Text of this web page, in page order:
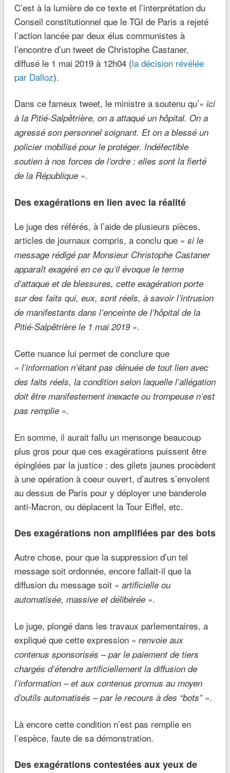
C’est à la lumière de ce texte et l’interprétation du
Conseil constitutionnel que le TGI de Paris a rejeté
l’action lancée par deux élus communistes à
l’encontre d’un tweet de Christophe Castaner,
diffusé le 1 mai 2019 à 12h04 (la décision révélée
par Dalloz).
Dans ce fameux tweet, le ministre a soutenu qu’« ici
à la Pitié-Salpêtrière, on a attaqué un hôpital. On a
agressé son personnel soignant. Et on a blessé un
policier mobilisé pour le protéger. Indéfectible
soutien à nos forces de l’ordre : elles sont la fierté
de la République ».
Des exagérations en lien avec la réalité
Le juge des référés, à l’aide de plusieurs pièces,
articles de journaux compris, a conclu que « si le
message rédigé par Monsieur Christophe Castaner
apparaît exagéré en ce qu’il évoque le terme
d’attaque et de blessures, cette exagération porte
sur des faits qui, eux, sont réels, à savoir l’intrusion
de manifestants dans l’enceinte de l’hôpital de la
Pitié-Salpêtrière le 1 mai 2019 ».
Cette nuance lui permet de conclure que
« l’information n’étant pas dénuée de tout lien avec
des faits réels, la condition selon laquelle l’allégation
doit être manifestement inexacte ou trompeuse n’est
pas remplie ».
En somme, il aurait fallu un mensonge beaucoup
plus gros pour que ces exagérations puissent être
épinglées par la justice : des gilets jaunes procèdent
à une opération à coeur ouvert, d’autres s’envolent
au dessus de Paris pour y déployer une banderole
anti-Macron, ou déplacent la Tour Eiffel, etc.
Des exagérations non amplifiées par des bots
Autre chose, pour que la suppression d’un tel
message soit ordonnée, encore fallait-il que la
diffusion du message soit « artificielle ou
automatisée, massive et délibérée ».
Le juge, plongé dans les travaux parlementaires, a
expliqué que cette expression « renvoie aux
contenus sponsorisés – par le paiement de tiers
chargés d’étendre artificiellement la diffusion de
l’information – et aux contenus promus au moyen
d’outils automatisés – par le recours à des “bots”».
Là encore cette condition n’est pas remplie en
l’espèce, faute de sa démonstration.
Des exagérations contestées aux yeux de